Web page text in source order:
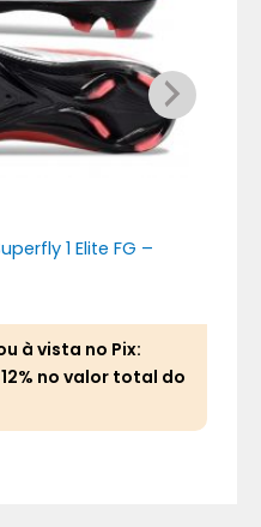
1 Elite FG –
à vista no Pix:
no valor total do